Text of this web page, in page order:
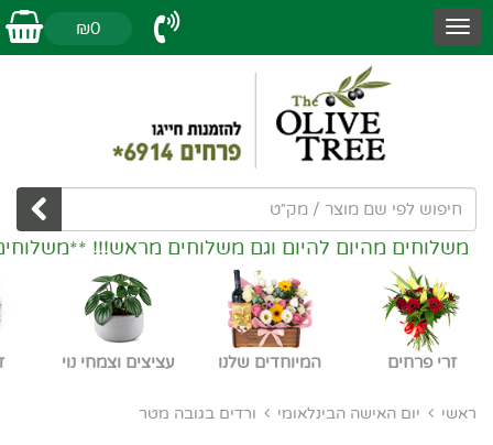
₪0
משלוחים מהיום להיום וגם משלוחים מראש!!!
זרי פרחים המיוחדים שלנו עציצים וצמחי נוי
ראשי יום האישה הבינלאומי ורדים בגובה מטר